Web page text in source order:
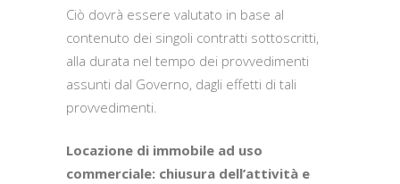
Ciò dovrà essere valutato in base al
contenuto dei singoli contratti sottoscritti,
alla durata nel tempo dei provvedimenti
assunti dal Governo, dagli effetti di tali
provvedimenti.
Locazione di immobile ad uso
commerciale: chiusura dell’attività e